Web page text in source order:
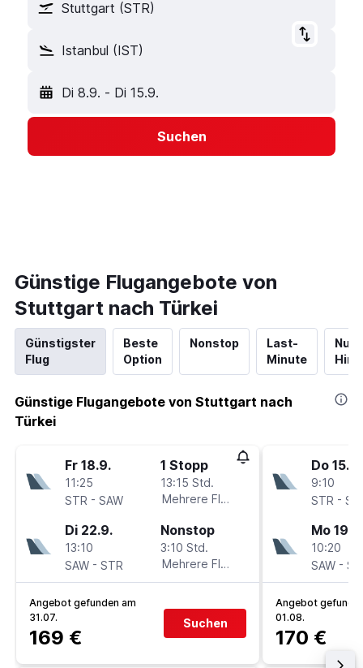
Stuttgart (STR)
Istanbul (IST)
Di 8.9. - Di 15.9.
Suchen
Günstige Flugangebote von
Stuttgart nach Türkei
Günstigster
Flug
Beste
Option
Nonstop
Last-
Minute
Nur
Günstige Flugangebote von Stuttgart nach
Türkei
Fr 18.9.
11:25
STR - SAW
1 Stopp
13:15 Std.
Mehrere Fluglinien
Di 22.9.
13:10
SAW - STR
Nonstop
3:10 Std.
Mehrere Fluglinien
Angebot gefunden am
31.07.
169 €
Suchen
Do
9:10
STR -
Mo
10:20
SAW -
Angebot
01.08.
170 €